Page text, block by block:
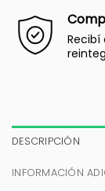
DESCRIPCIÓN
INFORMACIÓN